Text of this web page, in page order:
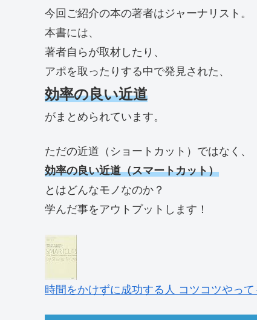
今回ご紹介の本の著者はジャーナリスト。
本書には、
著者自らが取材したり、
アポを取ったりする中で発見された、
効率の良い近道
がまとめられています。
ただの近道（ショートカット）ではなく、
効率の良い近道（スマートカット）
とはどんなモノなのか？
学んだ事をアウトプットします！
時間をかけずに成功する人 コツコツやっ